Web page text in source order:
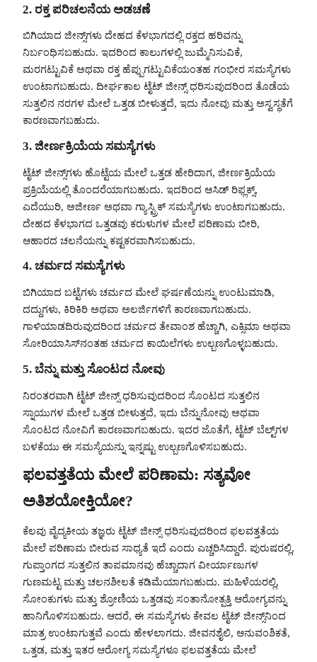
2. ರಕ್ತ ಪರಿಚಲನೆಯ ಅಡಚಣೆ
ಬಿಗಿಯಾದ ಜೀನ್ಸ್‌ಗಳು ದೇಹದ ಕೆಳಭಾಗದಲ್ಲಿ ರಕ್ತದ ಹರಿವನ್ನು
ನಿರ್ಬಂಧಿಸಬಹುದು. ಇದರಿಂದ ಕಾಲುಗಳಲ್ಲಿ ಜುಮ್ಮೆನಿಸುವಿಕೆ,
ಮರಗಟ್ಟುವಿಕೆ ಅಥವಾ ರಕ್ತ ಹೆಪ್ಪುಗಟ್ಟುವಿಕೆಯಂತಹ ಗಂಭೀರ ಸಮಸ್ಯೆಗಳು
ಉಂಟಾಗಬಹುದು. ದೀರ್ಘಕಾಲ ಟೈಟ್ ಜೀನ್ಸ್ ಧರಿಸುವುದರಿಂದ ತೊಡೆಯ
ಸುತ್ತಲಿನ ನರಗಳ ಮೇಲೆ ಒತ್ತಡ ಬೀಳುತ್ತದೆ, ಇದು ನೋವು ಮತ್ತು ಅಸ್ವಸ್ಥತೆಗೆ
ಕಾರಣವಾಗಬಹುದು.
3. ಜೀರ್ಣಕ್ರಿಯೆಯ ಸಮಸ್ಯೆಗಳು
ಟೈಟ್ ಜೀನ್ಸ್‌ಗಳು ಹೊಟ್ಟೆಯ ಮೇಲೆ ಒತ್ತಡ ಹೇರಿದಾಗ, ಜೀರ್ಣಕ್ರಿಯೆಯ
ಪ್ರಕ್ರಿಯೆಯಲ್ಲಿ ತೊಂದರೆಯಾಗಬಹುದು. ಇದರಿಂದ ಆಸಿಡ್ ರಿಫ್ಲಕ್ಸ್,
ಎದೆಯುರಿ, ಅಜೀರ್ಣ ಅಥವಾ ಗ್ಯಾಸ್ಟ್ರಿಕ್ ಸಮಸ್ಯೆಗಳು ಉಂಟಾಗಬಹುದು.
ದೇಹದ ಕೆಳಭಾಗದ ಒತ್ತಡವು ಕರುಳುಗಳ ಮೇಲೆ ಪರಿಣಾಮ ಬೀರಿ,
ಆಹಾರದ ಚಲನೆಯನ್ನು ಕಷ್ಟಕರವಾಗಿಸಬಹುದು.
4. ಚರ್ಮದ ಸಮಸ್ಯೆಗಳು
ಬಿಗಿಯಾದ ಬಟ್ಟೆಗಳು ಚರ್ಮದ ಮೇಲೆ ಘರ್ಷಣೆಯನ್ನು ಉಂಟುಮಾಡಿ,
ದದ್ದುಗಳು, ಕಿರಿಕಿರಿ ಅಥವಾ ಅಲರ್ಜಿಗಳಿಗೆ ಕಾರಣವಾಗಬಹುದು.
ಗಾಳಿಯಾಡದಿರುವುದರಿಂದ ಚರ್ಮದ ತೇವಾಂಶ ಹೆಚ್ಚಾಗಿ, ಎಕ್ಸಿಮಾ ಅಥವಾ
ಸೋರಿಯಾಸಿಸ್‌ನಂತಹ ಚರ್ಮದ ಕಾಯಿಲೆಗಳು ಉಲ್ಬಣಗೊಳ್ಳಬಹುದು.
5. ಬೆನ್ನು ಮತ್ತು ಸೊಂಟದ ನೋವು
ನಿರಂತರವಾಗಿ ಟೈಟ್ ಜೀನ್ಸ್ ಧರಿಸುವುದರಿಂದ ಸೊಂಟದ ಸುತ್ತಲಿನ
ಸ್ನಾಯುಗಳ ಮೇಲೆ ಒತ್ತಡ ಬೀಳುತ್ತದೆ, ಇದು ಬೆನ್ನುನೋವು ಅಥವಾ
ಸೊಂಟದ ನೋವಿಗೆ ಕಾರಣವಾಗಬಹುದು. ಇದರ ಜೊತೆಗೆ, ಟೈಟ್ ಬೆಲ್ಟ್‌ಗಳ
ಬಳಕೆಯು ಈ ಸಮಸ್ಯೆಯನ್ನು ಇನ್ನಷ್ಟು ಉಲ್ಬಣಗೊಳಿಸಬಹುದು.
ಫಲವತ್ತತೆಯ ಮೇಲೆ ಪರಿಣಾಮ: ಸತ್ಯವೋ
ಅತಿಶಯೋಕ್ತಿಯೋ?
ಕೆಲವು ವೈದ್ಯಕೀಯ ತಜ್ಞರು ಟೈಟ್ ಜೀನ್ಸ್ ಧರಿಸುವುದರಿಂದ ಫಲವತ್ತತೆಯ
ಮೇಲೆ ಪರಿಣಾಮ ಬೀರುವ ಸಾಧ್ಯತೆ ಇದೆ ಎಂದು ಎಚ್ಚರಿಸಿದ್ದಾರೆ. ಪುರುಷರಲ್ಲಿ,
ಗುಪ್ತಾಂಗದ ಸುತ್ತಲಿನ ತಾಪಮಾನವು ಹೆಚ್ಚಾದಾಗ ವೀರ್ಯಾಣುಗಳ
ಗುಣಮಟ್ಟ ಮತ್ತು ಚಲನಶೀಲತೆ ಕಡಿಮೆಯಾಗಬಹುದು. ಮಹಿಳೆಯರಲ್ಲಿ,
ಸೋಂಕುಗಳು ಮತ್ತು ಶ್ರೋಣಿಯ ಒತ್ತಡವು ಸಂತಾನೋತ್ಪತ್ತಿ ಆರೋಗ್ಯವನ್ನು
ಹಾನಿಗೊಳಿಸಬಹುದು. ಆದರೆ, ಈ ಸಮಸ್ಯೆಗಳು ಕೇವಲ ಟೈಟ್ ಜೀನ್ಸ್‌ನಿಂದ
ಮಾತ್ರ ಉಂಟಾಗುತ್ತವೆ ಎಂದು ಹೇಳಲಾಗದು. ಜೀವನಶೈಲಿ, ಆನುವಂಶಿಕತೆ,
ಒತ್ತಡ, ಮತ್ತು ಇತರ ಆರೋಗ್ಯ ಸಮಸ್ಯೆಗಳೂ ಫಲವತ್ತತೆಯ ಮೇಲೆ